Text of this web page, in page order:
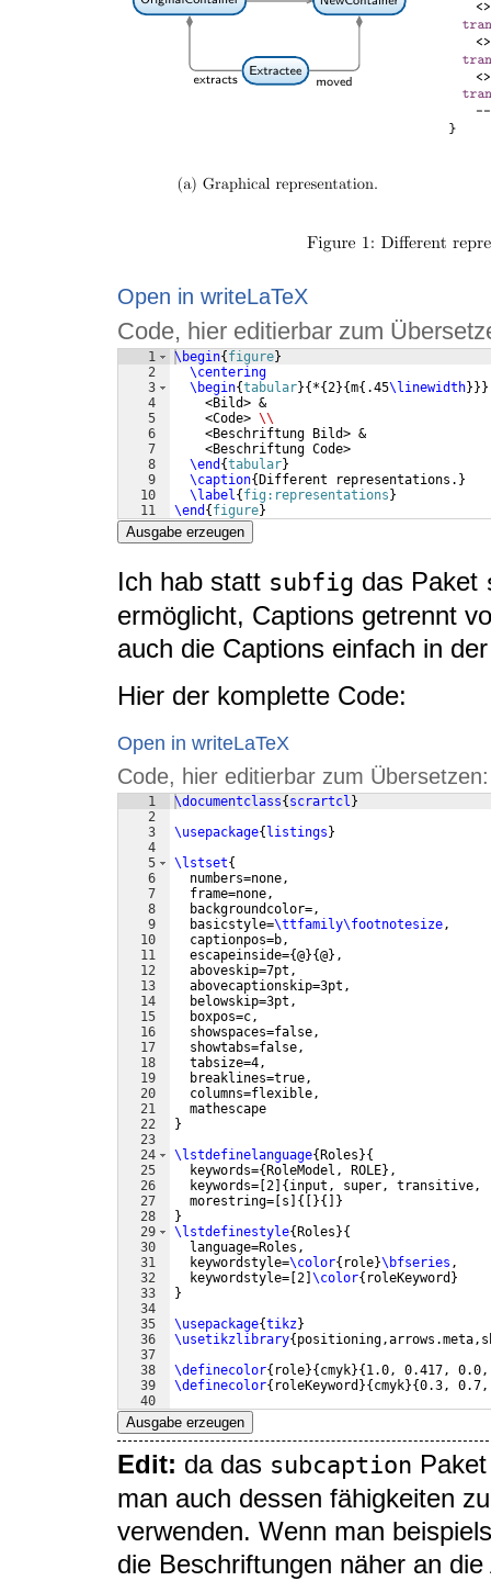
Open in writeLaTeX
Code, hier editierbar zum
1
2
3
4
5
6
7
8
9
10
11
\begin{ figure}
\centering
\begin{tabular}{ *{2}{m{ .45\linewidth}}}
    <Bild> &
    <Code>
\\
    <Beschriftung Bild> &
    <Beschriftung Code>
\end {tabular}
\caption{ Different representations. }
\label{ fig:representations }
\end { figure}
Ausgabe erzeugen
Ich hab statt subfig das Paket
ermöglicht, Captions getrennt
auch die Captions einfach in
Hier der komplette Code:
Open in writeLaTeX
Code, hier editierbar zum Übersetzen:
1
2
3
4
5
6
7
8
9
10
11
12
13
14
15
16
17
18
19
20
21
22
23
24
25
26
27
28
29
30
31
32
33
34
35
36
37
38
39
40
41
\documentclass{ scrartcl }
\usepackage{ listings }
\lstset{
  numbers=none,
  frame=none,
  backgroundcolor=,
  basicstyle=
\ttfamily\footnotesize,
  captionpos=b,
  escapeinside=
{@}{@} ,
  aboveskip=7pt,
  abovecaptionskip=3pt,
  belowskip=3pt,
  boxpos=c,
  showspaces=false,
  showtabs=false,
  tabsize=4,
  breaklines=true,
  columns=flexible,
  mathescape
}
\lstdefinelanguage{ Roles }{
  keywords=
{ RoleModel, ROLE} ,
  keywords=
2 { input, super, transitive,
  morestring=
s {[ }{
]}
}
\lstdefinestyle{ Roles }{
  language=Roles,
  keywordstyle=
\color{ role}\bfseries ,
  keywordstyle=
2 \color{ roleKeyword }
}
\usepackage{tikz}
\usetikzlibrary{
\definecolor{ role}{ cmyk}{ 1.0, 0.417, 0.0,
\definecolor{ roleKeyword }{ cmyk}{0.3, 0.7,
\tikzset{
Ausgabe erzeugen
Edit: da das subcaption
man auch dessen fähigkeiten
verwenden. Wenn man
die Beschriftungen näher an